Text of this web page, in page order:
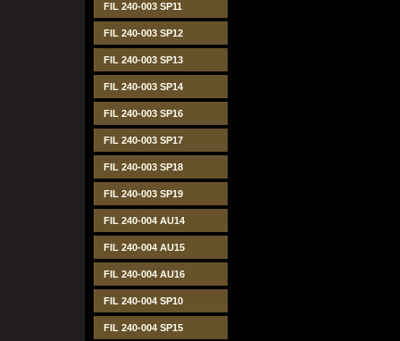
FIL 240-003 SP11
FIL 240-003 SP12
FIL 240-003 SP13
FIL 240-003 SP14
FIL 240-003 SP16
FIL 240-003 SP17
FIL 240-003 SP18
FIL 240-003 SP19
FIL 240-004 AU14
FIL 240-004 AU15
FIL 240-004 AU16
FIL 240-004 SP10
FIL 240-004 SP15